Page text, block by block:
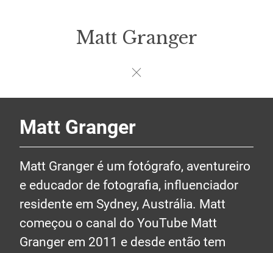
Matt Granger
Matt Granger
Matt Granger é um fotógrafo, aventureiro
e educador de fotografia, influenciador
residente em Sydney, Austrália. Matt
começou o canal do YouTube Matt
Granger em 2011 e desde então tem